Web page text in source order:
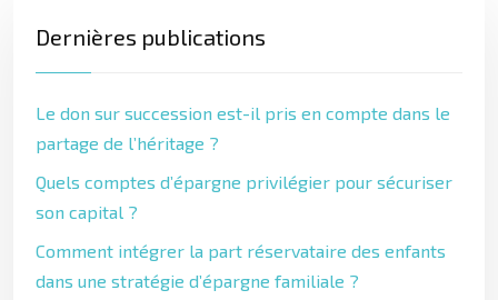
Dernières publications
Le don sur succession est-il pris en compte dans le
partage de l’héritage ?
Quels comptes d’épargne privilégier pour sécuriser
son capital ?
Comment intégrer la part réservataire des enfants
dans une stratégie d’épargne familiale ?